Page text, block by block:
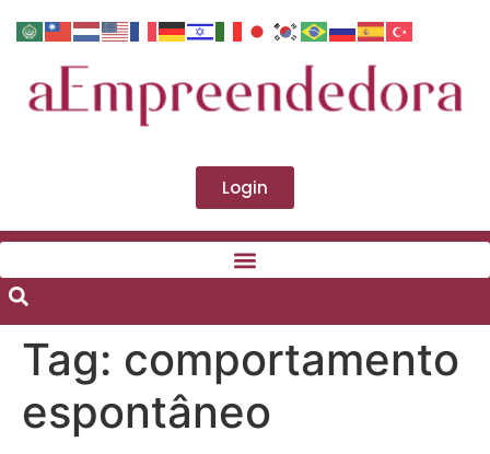
Login
Tag: comportamento
espontâneo